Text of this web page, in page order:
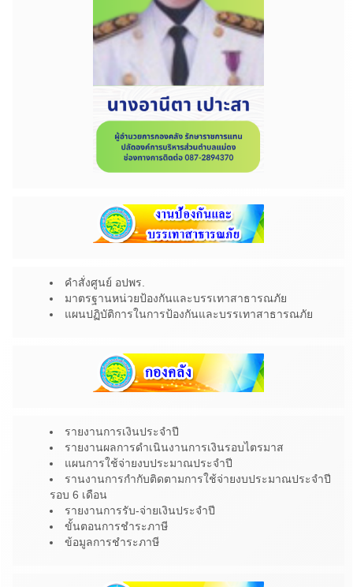
คำสั่งศูนย์ อปพร.
มาตรฐานหน่วยป้องกันและบรรเทาสาธารณภัย
แผนปฏิบัติการในการป้องกันและบรรเทาสาธารณภัย
รายงานการเงินประจำปี
รายงานผลการดำเนินงานการเงินรอบไตรมาส
แผนการใช้จ่ายงบประมาณประจำปี
รานงานการกำกับติดตามการใช้จ่ายงบประมาณประจำปี
รอบ 6 เดือน
รายงานการรับ-จ่ายเงินประจำปี
ขั้นตอนการชำระภาษี
ข้อมูลการชำระภาษี